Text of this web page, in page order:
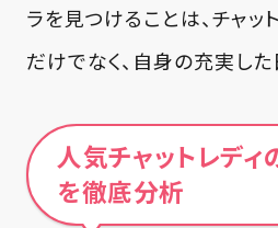
ラを見つけることは、チャッ
だけでなく、自身の充実し
人気チャットレディ
を徹底分析